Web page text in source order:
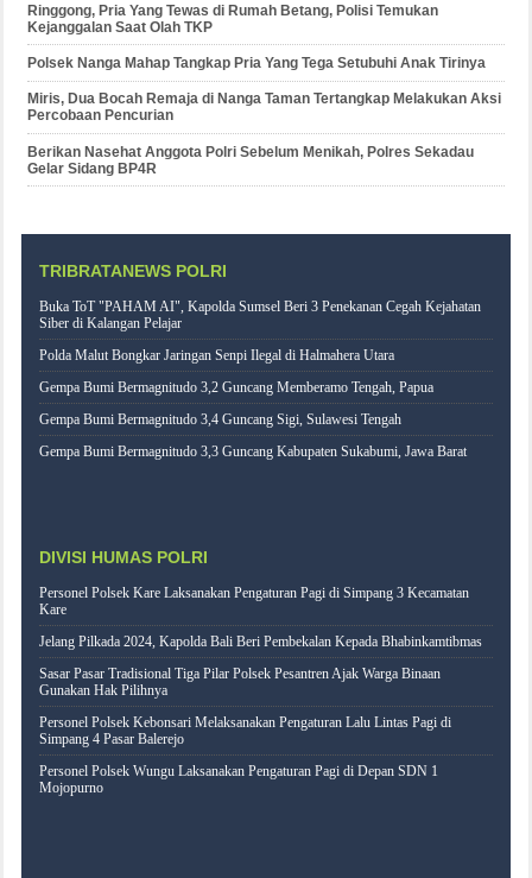
Ringgong, Pria Yang Tewas di Rumah Betang, Polisi Temukan
Kejanggalan Saat Olah TKP
Polsek Nanga Mahap Tangkap Pria Yang Tega Setubuhi Anak Tirinya
Miris, Dua Bocah Remaja di Nanga Taman Tertangkap Melakukan Aksi
Percobaan Pencurian
Berikan Nasehat Anggota Polri Sebelum Menikah, Polres Sekadau
Gelar Sidang BP4R
TRIBRATANEWS POLRI
Buka ToT "PAHAM AI", Kapolda Sumsel Beri 3 Penekanan Cegah Kejahatan
Siber di Kalangan Pelajar
Polda Malut Bongkar Jaringan Senpi Ilegal di Halmahera Utara
Gempa Bumi Bermagnitudo 3,2 Guncang Memberamo Tengah, Papua
Gempa Bumi Bermagnitudo 3,4 Guncang Sigi, Sulawesi Tengah
Gempa Bumi Bermagnitudo 3,3 Guncang Kabupaten Sukabumi, Jawa Barat
DIVISI HUMAS POLRI
Personel Polsek Kare Laksanakan Pengaturan Pagi di Simpang 3 Kecamatan
Kare
Jelang Pilkada 2024, Kapolda Bali Beri Pembekalan Kepada Bhabinkamtibmas
Sasar Pasar Tradisional Tiga Pilar Polsek Pesantren Ajak Warga Binaan
Gunakan Hak Pilihnya
Personel Polsek Kebonsari Melaksanakan Pengaturan Lalu Lintas Pagi di
Simpang 4 Pasar Balerejo
Personel Polsek Wungu Laksanakan Pengaturan Pagi di Depan SDN 1
Mojopurno